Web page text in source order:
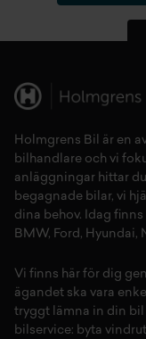
Holmgrens Bil är en
bilhandlare och vi
anläggningar hittar
begagnade bilar, vi
dina behov. Idag
BMW, Ford, Hyundai,
Vi finns här för dig
ägandet ska vara
tryggt lämna in din bil
bilservice: byta